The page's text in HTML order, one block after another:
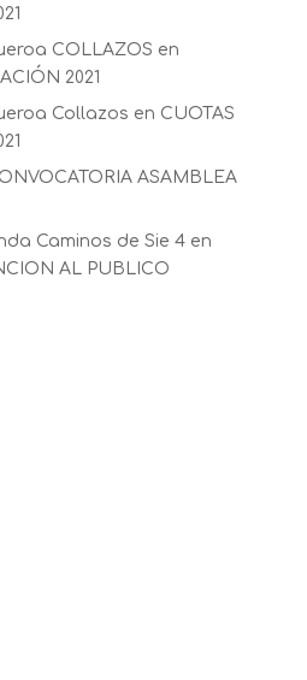
COLLAZOS en
2021
Collazos en CUOTAS
ASAMBLEA
Caminos de Sie 4en
AL PUBLICO